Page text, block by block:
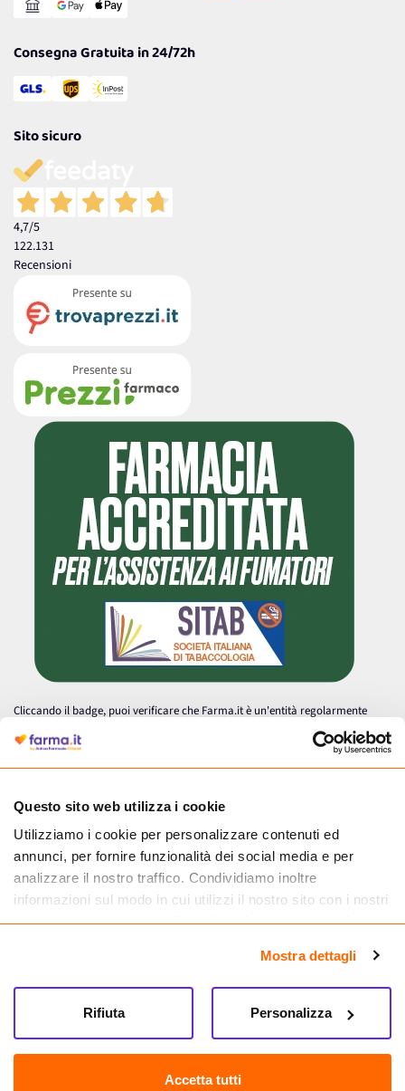
Questo sito web utilizza i cookie
Utilizziamo i cookie per personalizzare contenuti ed
annunci, per fornire funzionalità dei social media e per
analizzare il nostro traffico. Condividiamo inoltre
informazioni sul modo in cui utilizzi il nostro sito con i nostri
partner che si occupano di analisi dei dati web, pubblicità e
informazioni che hai fornito loro o che hanno raccolto dal
tuo utilizzo dei loro servizi.
Mostra dettagli
Accetta tutti
Personalizza
Rifiuta
Consegna Gratuita in 24/72h
Sito sicuro
4,7/5
122.131
Recensioni
Cliccando il badge, puoi verificare che Farma.it è un'entità regolarmente
autorizzata dal Ministero della Salute a effettuare la vendita online di
medicinali.
Farma.it S.a.s. P. IVA 07417261216 REA: NA-884088
CREDITS
Sede legale Via delle Repubbliche Marinare 128, 80147 Napoli